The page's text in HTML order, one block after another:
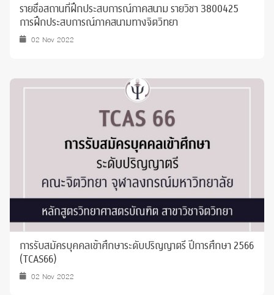
รายชื่อสถานที่ฝึกประสบการณ์ภาคสนาม รายวิชา 3800425
การฝึกประสบการณ์ภาคสนามทางจิตวิทยา
02 Nov 2022
การรับสมัครบุคคลเข้าศึกษาระดับปริญญาตรี ปีการศึกษา 2566
(TCAS66)
02 Nov 2022